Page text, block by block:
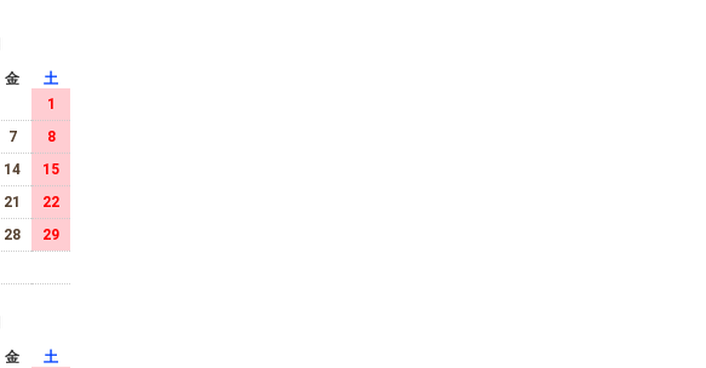
金
土
1
7
8
14
15
21
22
28
29
金 土